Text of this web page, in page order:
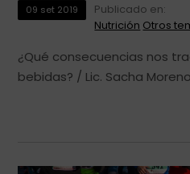
09 set 2019
Publicado en:
Nutrición Otros
¿Qué consecuencias nos
bebidas? / Lic. Sacha Moreno